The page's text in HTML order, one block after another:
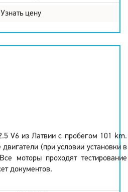
Узнать цену
V6 из Латвии с пробегом 101 km.
(при условии установки в
моторы проходят тестирование
документов.